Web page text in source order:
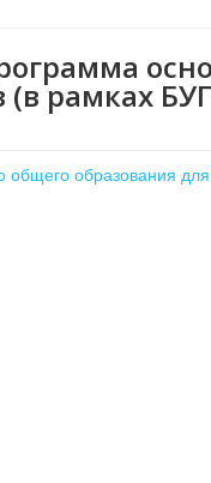
рамках
образования